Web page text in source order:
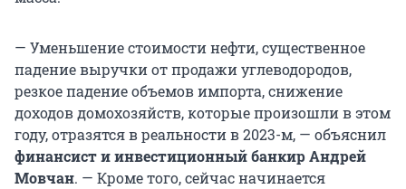
— Уменьшение стоимости нефти, существенное
падение выручки от продажи углеводородов,
резкое падение объемов импорта, снижение
доходов домохозяйств, которые произошли в этом
году, отразятся в реальности в 2023-м, — объяснил
финансист и инвестиционный банкир Андрей
Мовчан. — Кроме того, сейчас начинается